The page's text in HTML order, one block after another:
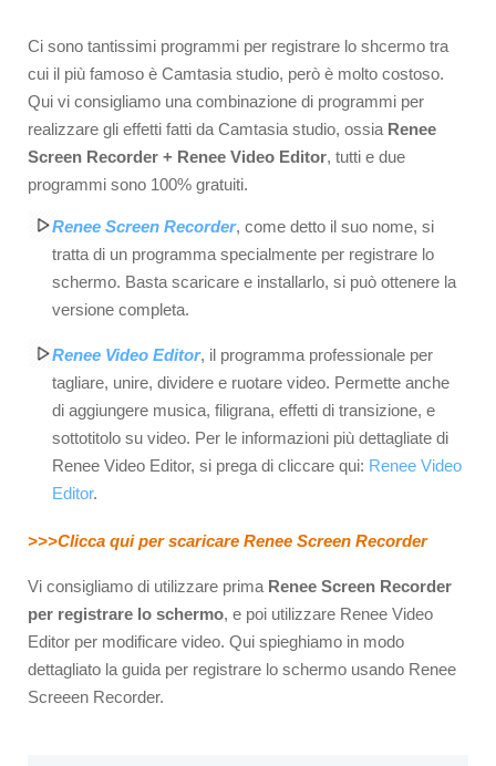
Ci sono tantissimi programmi per registrare lo shcermo tra
cui il più famoso è Camtasia studio, però è molto costoso.
Qui vi consigliamo una combinazione di programmi per
realizzare gli effetti fatti da Camtasia studio, ossia Renee
Screen Recorder + Renee Video Editor, tutti e due
programmi sono 100% gratuiti.
Renee Screen Recorder, come detto il suo nome, si
tratta di un programma specialmente per registrare lo
schermo. Basta scaricare e installarlo, si può ottenere la
versione completa.
Renee Video Editor, il programma professionale per
tagliare, unire, dividere e ruotare video. Permette anche
di aggiungere musica, filigrana, effetti di transizione, e
sottotitolo su video. Per le informazioni più dettagliate di
Renee Video Editor, si prega di cliccare qui: Renee Video
Editor.
>>>Clicca qui per scaricare Renee Screen Recorder
Vi consigliamo di utilizzare prima Renee Screen Recorder
per registrare lo schermo, e poi utilizzare Renee Video
Editor per modificare video. Qui spieghiamo in modo
dettagliato la guida per registrare lo schermo usando Renee
Screeen Recorder.